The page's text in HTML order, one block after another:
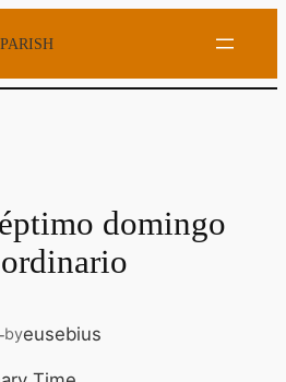
domingo
byeusebius